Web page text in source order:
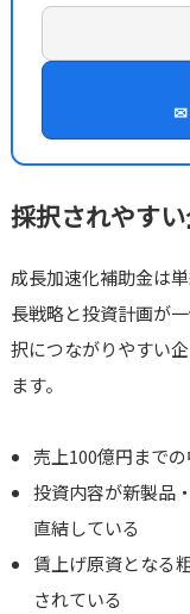
✉
採択されやす
成長加速化補助金は
長戦略と投資計画が
択につながりやすい
ます。
売上100億円まで
投資内容が新製品
直結している
賃上げ原資となる
されている